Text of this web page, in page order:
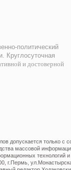
политический
Круглосуточная
и достоверной
допускается только с
массовой
технологий
г.Пермь,